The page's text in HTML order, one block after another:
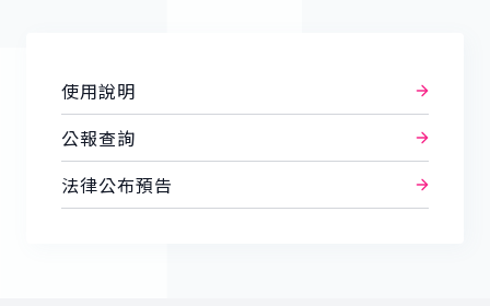
使用說明
公報查詢
法律公布預告